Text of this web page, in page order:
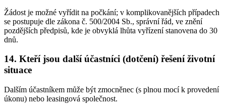
Žádost je možné vyřídit na počkání; v komplikovanějších případech
se postupuje dle zákona č. 500/2004 Sb., správní řád, ve znění
pozdějších předpisů, kde je obvyklá lhůta vyřízení stanovena do 30
dnů.
14. Kteří jsou další účastníci (dotčení) řešení životní
situace
Dalším účastníkem může být zmocněnec (s plnou mocí k provedení
úkonu) nebo leasingová společnost.